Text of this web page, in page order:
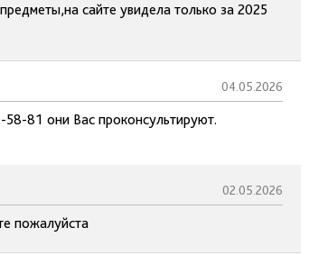
сайте увидела только за 2025
04.05.2026
81 они Вас проконсультируют.
02.05.2026
пожалуйста